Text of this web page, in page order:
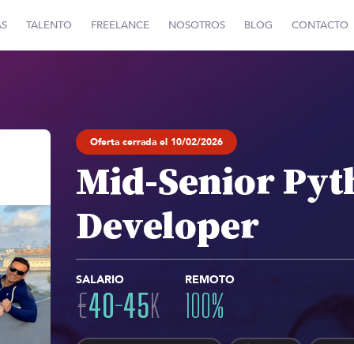
TALENTO FREELANCE NOSOTROS BLOG CONTACTO
Oferta cerrada el 10/02/2026
Mid-Senior
Developer
SALARIO
€40-45K
REMOTO
100%